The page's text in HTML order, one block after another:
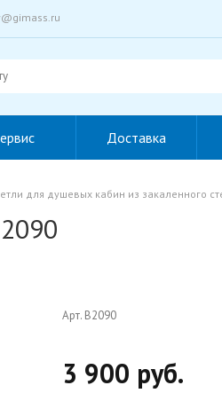
Доставка
для душевых кабин из закаленного
Арт. B2090
3 900 руб.